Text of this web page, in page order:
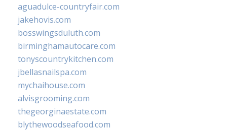
aguadulce-countryfair.com
jakehovis.com
bosswingsduluth.com
birminghamautocare.com
tonyscountrykitchen.com
jbellasnailspa.com
mychaihouse.com
alvisgrooming.com
thegeorginaestate.com
blythewoodseafood.com